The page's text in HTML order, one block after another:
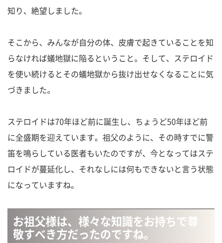
知り、絶望しました。
そこから、みんなが自分の体、皮膚で起きていることを知
らなければ蟻地獄に陥るということ。そして、ステロイド
を使い続けるとその蟻地獄から抜け出せなくなることに気
づきました。
ステロイドは70年ほど前に誕生し、ちょうど50年ほど前
に全盛期を迎えています。祖父のように、その時すでに警
笛を鳴らしている医者もいたのですが、今となってはステ
ロイドが蔓延化し、それなしには何もできないと言う状態
になっていますね。
お祖父様は、様々な知識をお持ちで尊
敬すべき方だったのですね。